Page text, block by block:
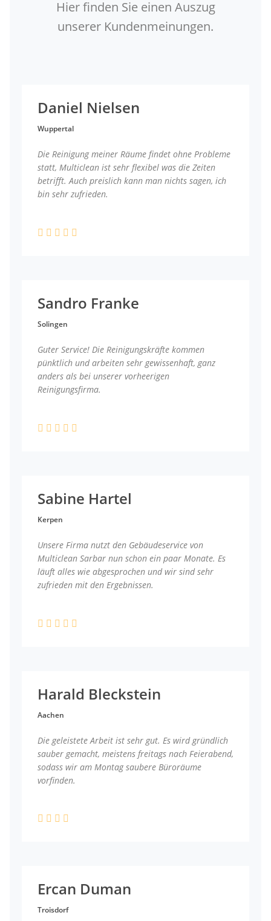
Hier finden Sie einen Auszug
unserer Kundenmeinungen.
Daniel Nielsen
Wuppertal
Die Reinigung meiner Räume findet ohne Probleme
statt, Multiclean ist sehr flexibel was die Zeiten
betrifft. Auch preislich kann man nichts sagen, ich
bin sehr zufrieden.
Sandro Franke
Solingen
Guter Service! Die Reinigungskräfte kommen
pünktlich und arbeiten sehr gewissenhaft, ganz
anders als bei unserer vorheerigen
Reinigungsfirma.
Sabine Hartel
Kerpen
Unsere Firma nutzt den Gebäudeservice von
Multiclean Sarbar nun schon ein paar Monate. Es
läuft alles wie abgesprochen und wir sind sehr
zufrieden mit den Ergebnissen.
Harald Bleckstein
Aachen
Die geleistete Arbeit ist sehr gut. Es wird gründlich
sauber gemacht, meistens freitags nach Feierabend,
sodass wir am Montag saubere Büroräume
vorfinden.
Ercan Duman
Troisdorf